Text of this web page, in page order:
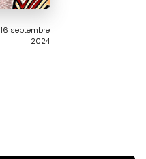
16 septembre
2024